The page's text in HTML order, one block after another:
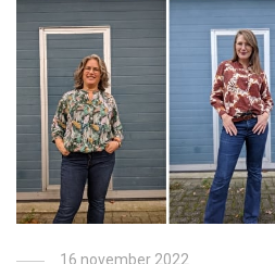
16 november 2022